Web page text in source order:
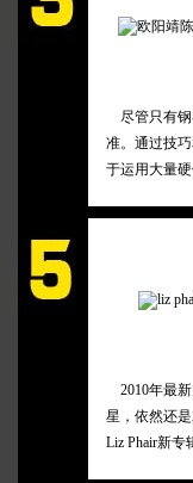
尽管只有钢
准。通过技
于运用大量
2010年最新
星，依然还
Liz Phair新